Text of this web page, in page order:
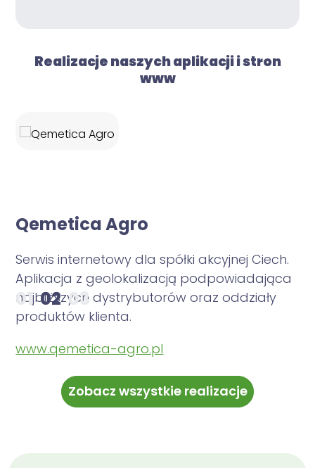
Realizacje naszych aplikacji i stron
www
Qemetica Agro
Serwis internetowy dla spółki akcyjnej Ciech.
Aplikacja z geolokalizacją podpowiadająca
najbliższych dystrybutorów oraz oddziały
produktów klienta.
www.qemetica-agro.pl
01 02 03
Zobacz wszystkie realizacje